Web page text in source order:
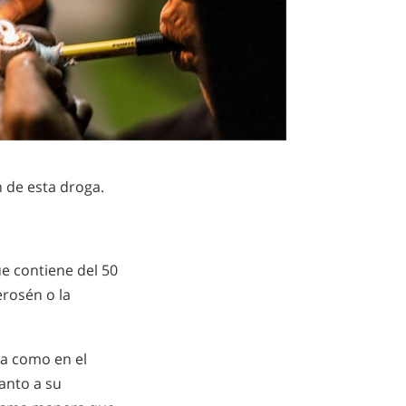
de esta droga.
contiene del 50
o la
como en el
a su